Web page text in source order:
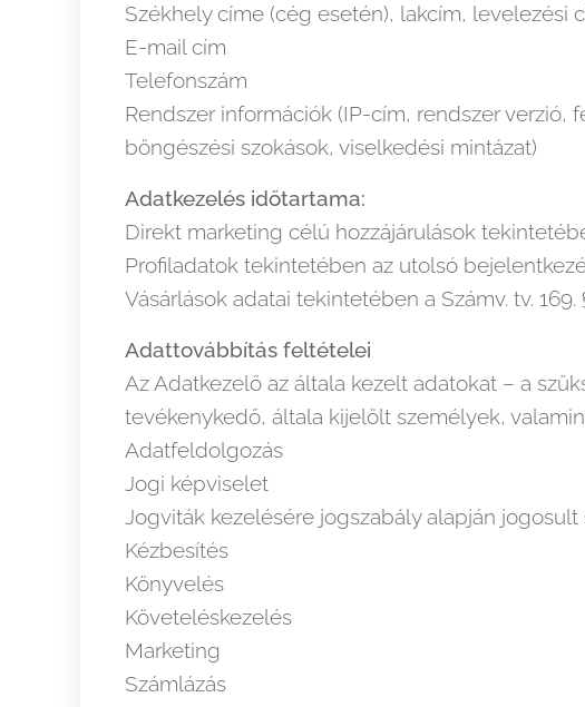
Székhely címe (cég esetén), lakcím, levelezési
E-mail cím
Telefonszám
Rendszer információk (IP-cím, rendszer
böngészési szokások, viselkedési mintázat)
Adatkezelés időtartama:
Direkt marketing célú hozzájárulások
Profiladatok tekintetében az utolsó
Vásárlások adatai tekintetében a Számv. tv.
Adattovábbítás feltételei
Az Adatkezelő az általa kezelt adatokat – a
tevékenykedő, általa kijelölt személyek,
Adatfeldolgozás
Jogi képviselet
Jogviták kezelésére jogszabály alapján jogosult
Kézbesítés
Könyvelés
Követeléskezelés
Marketing
Számlázás